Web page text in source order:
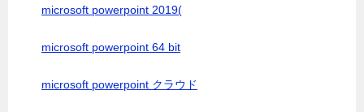
microsoft powerpoint 2019(
microsoft powerpoint 64 bit
microsoft powerpoint クラウド